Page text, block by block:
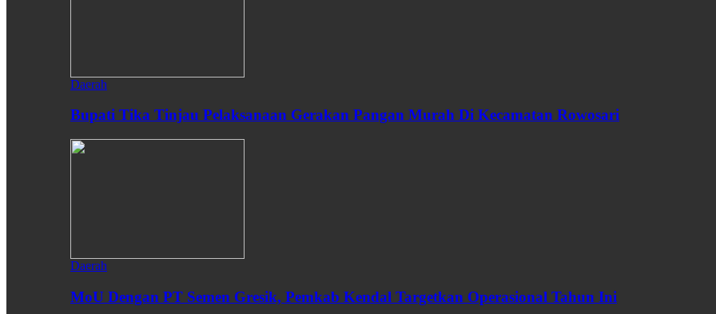
Daerah
Bupati Tika Tinjau Pelaksanaan Gerakan Pangan Murah Di Kecamatan Rowosari
Daerah
MoU Dengan PT Semen Gresik, Pemkab Kendal Targetkan Operasional Tahun Ini